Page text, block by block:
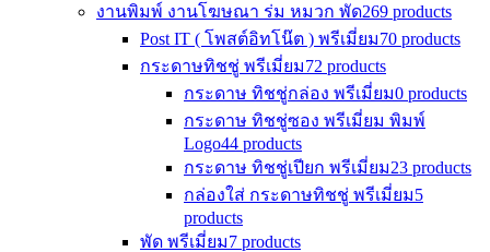
งานพิมพ์ งานโฆษณา ร่ม หมวก พัด269 products
Post IT ( โพสต์อิทโน๊ต ) พรีเมี่ยม70 products
กระดาษทิชชู่ พรีเมี่ยม72 products
กระดาษ ทิชชู่กล่อง พรีเมี่ยม0 products
กระดาษ ทิชชู่ซอง พรีเมี่ยม พิมพ์
Logo44 products
กระดาษ ทิชชู่เปียก พรีเมี่ยม23 products
กล่องใส่ กระดาษทิชชู่ พรีเมี่ยม5
products
พัด พรีเมี่ยม7 products